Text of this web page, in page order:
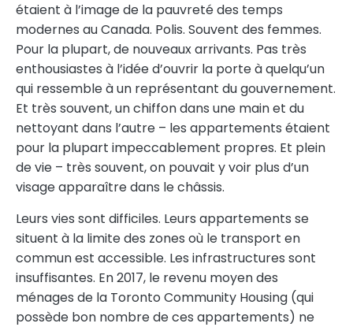
étaient à l’image de la pauvreté des temps
modernes au Canada. Polis. Souvent des femmes.
Pour la plupart, de nouveaux arrivants. Pas très
enthousiastes à l’idée d’ouvrir la porte à quelqu’un
qui ressemble à un représentant du gouvernement.
Et très souvent, un chiffon dans une main et du
nettoyant dans l’autre – les appartements étaient
pour la plupart impeccablement propres. Et plein
de vie – très souvent, on pouvait y voir plus d’un
visage apparaître dans le châssis.
Leurs vies sont difficiles. Leurs appartements se
situent à la limite des zones où le transport en
commun est accessible. Les infrastructures sont
insuffisantes. En 2017, le revenu moyen des
ménages de la Toronto Community Housing (qui
possède bon nombre de ces appartements) ne